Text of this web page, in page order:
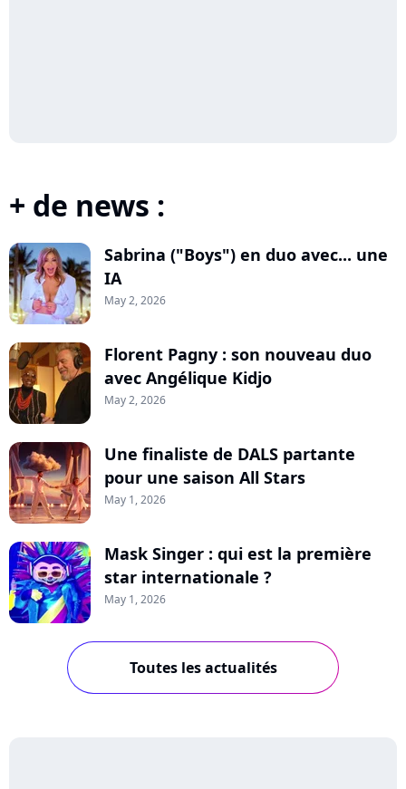
+ de news :
Sabrina ("Boys") en duo avec... une
IA
May 2, 2026
Florent Pagny : son nouveau duo
avec Angélique Kidjo
May 2, 2026
Une finaliste de DALS partante
pour une saison All Stars
May 1, 2026
Mask Singer : qui est la première
star internationale ?
May 1, 2026
Toutes les actualités